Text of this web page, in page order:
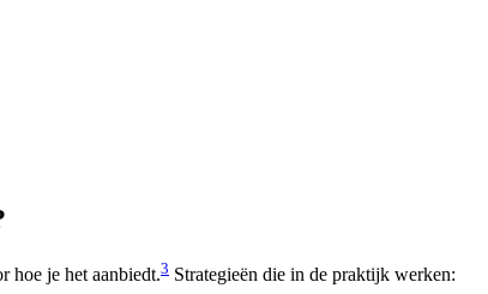
hoe je het aanbiedt.3 Strategieën die in de praktijk werken: